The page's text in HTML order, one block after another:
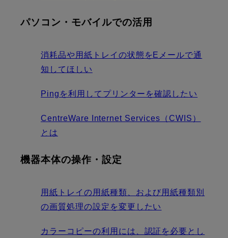
パソコン・モバイルでの活用
消耗品や用紙トレイの状態をEメールで通
知してほしい
Pingを利用してプリンターを確認したい
CentreWare Internet Services（CWIS）
とは
機器本体の操作・設定
用紙トレイの用紙種類、および用紙種類別
の画質処理の設定を変更したい
カラーコピーの利用には、認証を必要とし